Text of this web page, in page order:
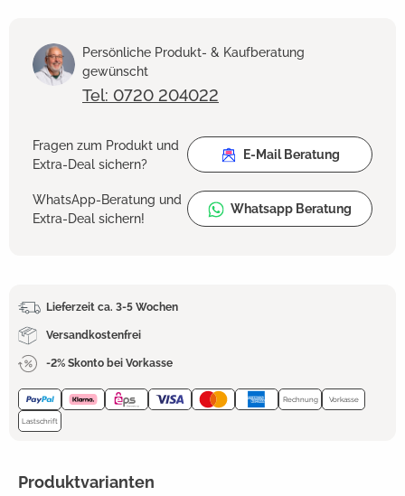
Persönliche Produkt- & Kaufberatung
gewünscht
Tel: 0720 204022
Fragen zum Produkt und
Extra-Deal sichern?
E-Mail Beratung
WhatsApp-Beratung und
Extra-Deal sichern!
Whatsapp Beratung
Lieferzeit ca. 3-5 Wochen
Versandkostenfrei
-2% Skonto bei Vorkasse
Rechnung Vorkasse
Lastschrift
Produktvarianten